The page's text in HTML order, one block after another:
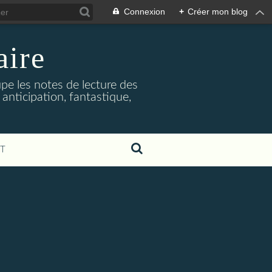
Connexion + Créer mon blog
les notes de lecture des
anticipation, fantastique,